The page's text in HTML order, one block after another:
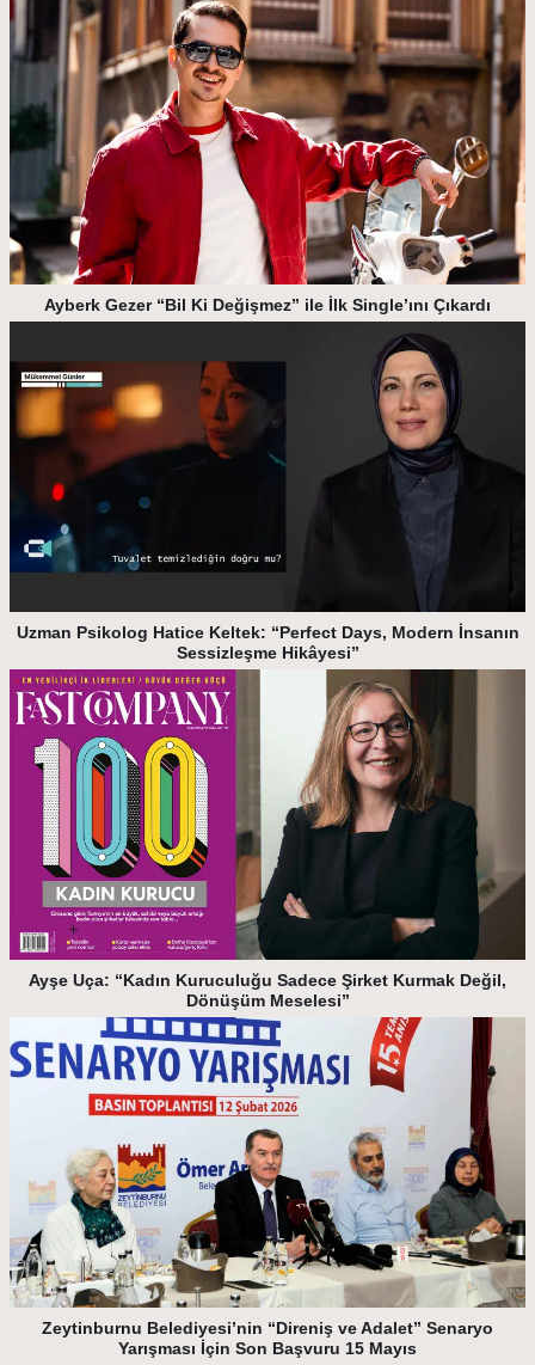
Ayberk Gezer “Bil Ki Değişmez” ile İlk Single’ını Çıkardı
Uzman Psikolog Hatice Keltek: “Perfect Days, Modern İnsanın
Sessizleşme Hikâyesi”
Ayşe Uça: “Kadın Kuruculuğu Sadece Şirket Kurmak Değil,
Dönüşüm Meselesi”
Zeytinburnu Belediyesi’nin “Direniş ve Adalet” Senaryo
Yarışması İçin Son Başvuru 15 Mayıs